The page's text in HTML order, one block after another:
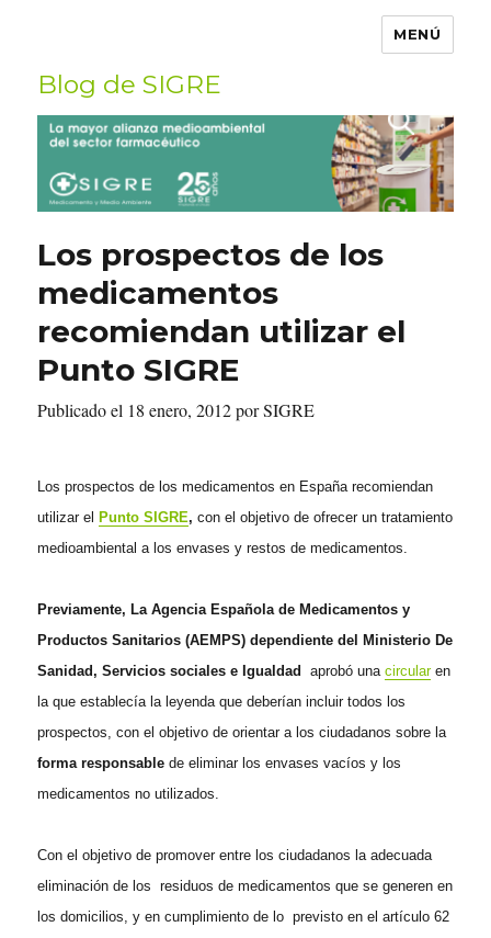
MENÚ
Blog de SIGRE
Buscar
por:
Los prospectos de los
medicamentos
recomiendan utilizar el
Punto SIGRE
Publicado el 18 enero, 2012 por SIGRE
Los prospectos de los medicamentos en España recomiendan
utilizar el Punto SIGRE,con el objetivo de ofrecer un tratamiento
medioambiental a los envases y restos de medicamentos.
Previamente, La Agencia Española de Medicamentos y
Productos Sanitarios (AEMPS) dependiente del Ministerio De
Sanidad, Servicios sociales e Igualdad
aprobó unacircularen
la que establecía la leyenda que deberían incluir todos los
prospectos, con el objetivo de orientar a los ciudadanos sobre la
forma responsable de eliminar los envases vacíos y los
medicamentos no utilizados.
Con el objetivo de promover entre los ciudadanos la adecuada
eliminación de los residuos de medicamentos que se generen en
los domicilios, y en cumplimiento de lo previsto en el artículo 62